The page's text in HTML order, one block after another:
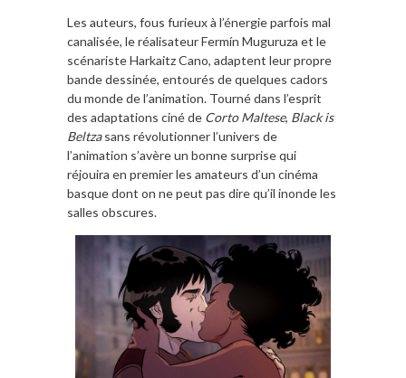
Les auteurs, fous furieux à l’énergie parfois mal
canalisée, le réalisateur Fermín Muguruza et le
scénariste Harkaitz Cano, adaptent leur propre
bande dessinée, entourés de quelques cadors
du monde de l’animation. Tourné dans l’esprit
des adaptations ciné de Corto Maltese, Black is
Beltzasans révolutionner l’univers de
l’animation s’avère un bonne surprise qui
réjouira en premier les amateurs d’un cinéma
basque dont on ne peut pas dire qu’il inonde les
salles obscures.